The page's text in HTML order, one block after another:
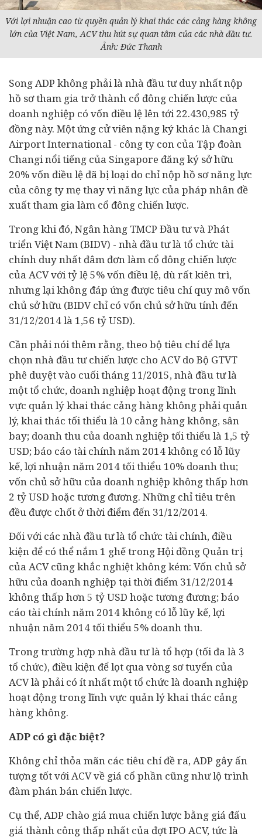
Với lợi nhuận cao từ quyền quản lý khai thác các cảng hàng không
lớn của Việt Nam, ACV thu hút sự quan tâm của các nhà đầu tư.
Ảnh: Đức Thanh
Song ADP không phải là nhà đầu tư duy nhất nộp
hồ sơ tham gia trở thành cổ đông chiến lược của
doanh nghiệp có vốn điều lệ lên tới 22.430,985 tỷ
đồng này. Một ứng cử viên nặng ký khác là Changi
Airport International - công ty con của Tập đoàn
Changi nổi tiếng của Singapore đăng ký sở hữu
20% vốn điều lệ đã bị loại do chỉ nộp hồ sơ năng lực
của công ty mẹ thay vì năng lực của pháp nhân đề
xuất tham gia làm cổ đông chiến lược.
Trong khi đó,Ngân hàng TMCP Đầu tư và Phát
triển Việt Nam (BIDV) - nhà đầu tư là tổ chức tài
chính duy nhất đâm đơn làm cổ đông chiến lược
của ACV với tỷ lệ 5% vốn điều lệ, dù rất kiên trì,
nhưng lại không đáp ứng được tiêu chí quy mô vốn
chủ sở hữu (BIDV chỉ có vốn chủ sở hữu tính đến
31/12/2014 là 1,56 tỷ USD).
Cần phải nói thêm rằng, theo bộ tiêu chí để lựa
chọn nhà đầu tư chiến lược cho ACV do Bộ GTVT
phê duyệt vào cuối tháng 11/2015, nhà đầu tư là
một tổ chức, doanh nghiệp hoạt động trong lĩnh
vực quản lý khai thác cảng hàng không phải quản
lý, khai thác tối thiểu là 10 cảng hàng không, sân
bay; doanh thu của doanh nghiệp tối thiểu là 1,5 tỷ
USD; báo cáo tài chính năm 2014 không có lỗ lũy
kế, lợi nhuận năm 2014 tối thiểu 10% doanh thu;
vốn chủ sở hữu của doanh nghiệp không thấp hơn
2 tỷ USD hoặc tương đương. Những chỉ tiêu trên
đều được chốt ở thời điểm đến 31/12/2014.
Đối với các nhà đầu tư là tổ chức tài chính, điều
kiện để có thể nắm 1 ghế trong Hội đồng Quản trị
của ACV cũng khắc nghiệt không kém: Vốn chủ sở
hữu của doanh nghiệp tại thời điểm 31/12/2014
không thấp hơn 5 tỷ USD hoặc tương đương; báo
cáo tài chính năm 2014 không có lỗ lũy kế, lợi
nhuận năm 2014 tối thiểu 5% doanh thu.
Trong trường hợp nhà đầu tư là tổ hợp (tối đa là 3
tổ chức), điều kiện để lọt qua vòng sơ tuyển của
ACV là phải có ít nhất một tổ chức là doanh nghiệp
hoạt động trong lĩnh vực quản lý khai thác cảng
hàng không.
ADP có gì đặc biệt?
Không chỉ thỏa mãn các tiêu chí đề ra, ADP gây ấn
tượng tốt với ACV về giá cổ phần cũng như lộ trình
đàm phán bán chiến lược.
Cụ thể, ADP chào giá mua chiến lược bằng giá đấu
giá thành công thấp nhất của đợt IPO ACV, tức là